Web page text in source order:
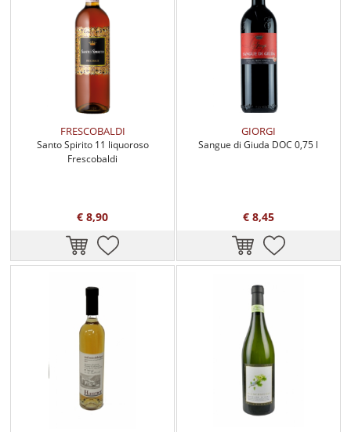
FRESCOBALDI
Santo Spirito 11 liquoroso
Frescobaldi
€ 8,90
GIORGI
Sangue di Giuda DOC 0,75 l
€ 8,45